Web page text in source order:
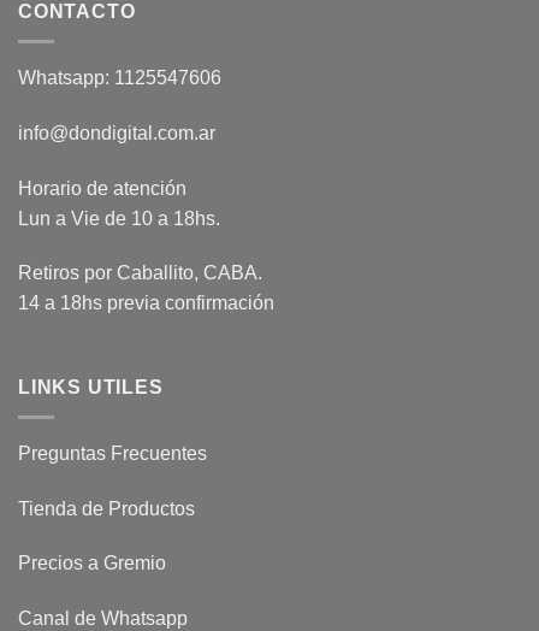
CONTACTO
Whatsapp: 1125547606
info@dondigital.com.ar
Horario de atención
Lun a Vie de 10 a 18hs.
Retiros por Caballito, CABA.
14 a 18hs previa confirmación
LINKS UTILES
Preguntas Frecuentes
Tienda de Productos
Precios a Gremio
Canal de Whatsapp